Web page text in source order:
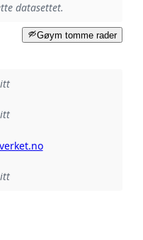
datasettet.
Gøym tomme rader